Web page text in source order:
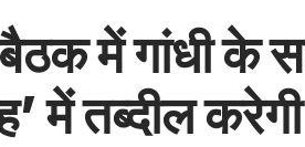
में गांधी के
में तब्दील